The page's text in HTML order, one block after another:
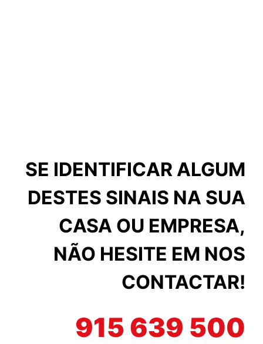
SE IDENTIFICAR ALGUM
DESTES SINAIS NA SUA
CASA OU EMPRESA,
NÃO HESITE EM NOS
CONTACTAR!
915 639 500